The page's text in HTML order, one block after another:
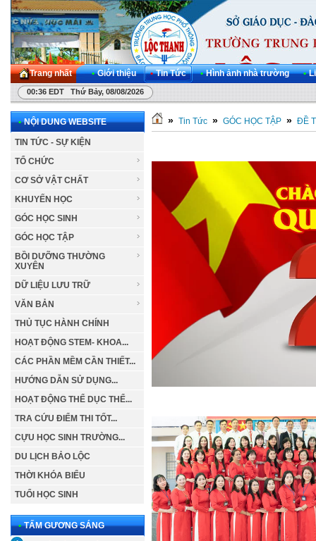
Trang nhất • Giới thiệu • Tin Tức • Hình ảnh nhà trường •
00:36 EDT Thứ Bảy, 08/08/2026
• NỘI DUNG WEBSITE
TIN TỨC - SỰ KIỆN
TỔ CHỨC
CƠ SỞ VẬT CHẤT
KHUYẾN HỌC
GÓC HỌC SINH
GÓC HỌC TẬP
BỒI DƯỠNG THƯỜNG
XUYÊN
DỮ LIỆU LƯU TRỮ
VĂN BẢN
THỦ TỤC HÀNH CHÍNH
HOẠT ĐỘNG STEM- KHOA...
CÁC PHẦN MỀM CẦN THIẾT...
HƯỚNG DẪN SỬ DỤNG...
HOẠT ĐỘNG THỂ DỤC THỂ...
TRA CỨU ĐIỂM THI TỐT...
CỰU HỌC SINH TRƯỜNG...
DU LỊCH BẢO LỘC
THỜI KHÓA BIỂU
TUỔI HỌC SINH
• TẤM GƯƠNG SÁNG
» Tin Tức » GÓC HỌC TẬP » ĐỀ